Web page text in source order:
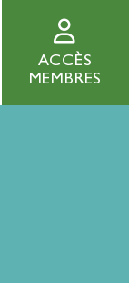
ACCÈS
MEMBRES